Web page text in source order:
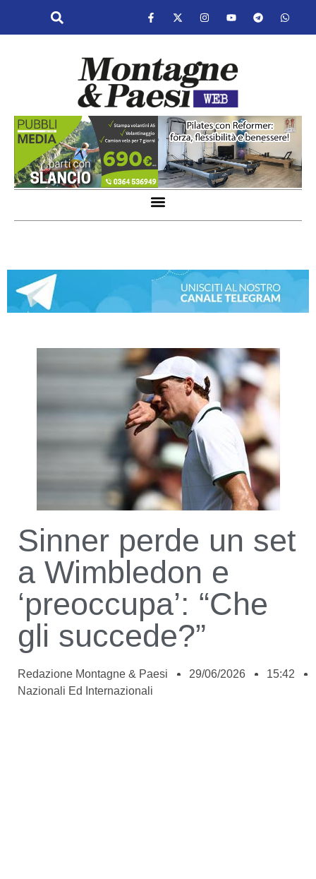
Sinner perde un set
a Wimbledon e
‘preoccupa’: “Che
gli succede?”
Redazione Montagne & Paesi 29/06/2026
15:42
Nazionali Ed Internazionali